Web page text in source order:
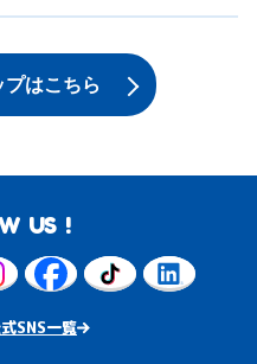
はこちら
US !
SNS一覧